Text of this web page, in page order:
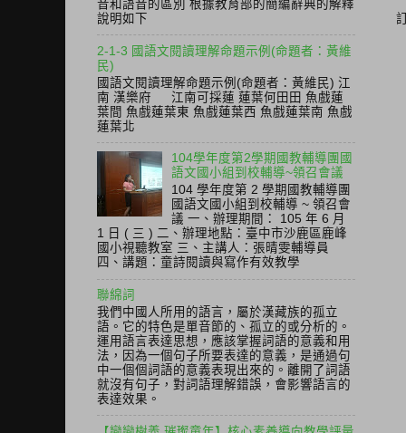
音和語音的區別 根據教育部的簡編辭典的解釋
說明如下
2-1-3 國語文閱讀理解命題示例(命題者：黃維
民)
國語文閱讀理解命題示例(命題者：黃維民) 江
南 漢樂府 江南可採蓮 蓮葉何田田 魚戲蓮
葉間 魚戲蓮葉東 魚戲蓮葉西 魚戲蓮葉南 魚戲
蓮葉北
104學年度第2學期國教輔導團國
語文國小組到校輔導~領召會議
104 學年度第 2 學期國教輔導團
國語文國小組到校輔導 ~ 領召會
議 一、辦理期間： 105 年 6 月
1 日 ( 三 ) 二、辦理地點：臺中市沙鹿區鹿峰
國小視聽教室 三、主講人：張晴雯輔導員
四、講題：童詩閱讀與寫作有效教學
聯綿詞
我們中國人所用的語言，屬於漢藏族的孤立
語。它的特色是單音節的、孤立的或分析的。
運用語言表達思想，應該掌握詞語的意義和用
法，因為一個句子所要表達的意義，是通過句
中一個個詞語的意義表現出來的。離開了詞語
就沒有句子，對詞語理解錯誤，會影響語言的
表達效果。